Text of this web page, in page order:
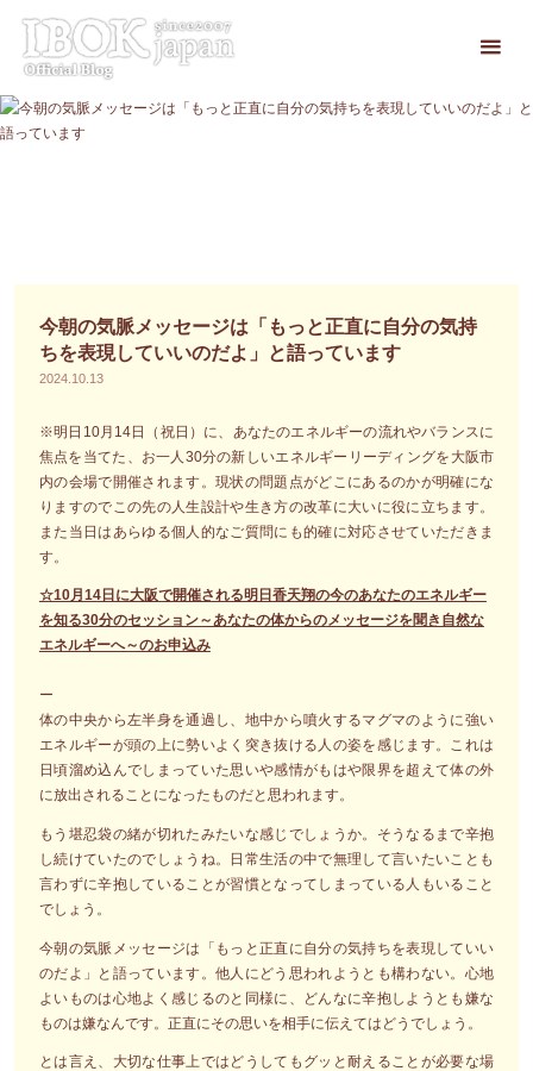
ツ
へ
今朝の気脈メッセージは「もっと正直に自分の気持
ちを表現していいのだよ」と語っています
2024.10.13
※明日10月14日（祝日）に、あなたのエネルギーの流れやバランスに
焦点を当てた、お一人30分の新しいエネルギーリーディングを大阪市
内の会場で開催されます。現状の問題点がどこにあるのかが明確にな
りますのでこの先の人生設計や生き方の改革に大いに役に立ちます。
また当日はあらゆる個人的なご質問にも的確に対応させていただきま
す。
☆10月14日に大阪で開催される明日香天翔の今のあなたのエネルギー
を知る30分のセッション～あなたの体からのメッセージを聞き自然な
エネルギーへ～のお申込み
ー
体の中央から左半身を通過し、地中から噴火するマグマのように強い
エネルギーが頭の上に勢いよく突き抜ける人の姿を感じます。これは
日頃溜め込んでしまっていた思いや感情がもはや限界を超えて体の外
に放出されることになったものだと思われます。
もう堪忍袋の緒が切れたみたいな感じでしょうか。そうなるまで辛抱
し続けていたのでしょうね。日常生活の中で無理して言いたいことも
言わずに辛抱していることが習慣となってしまっている人もいること
でしょう。
今朝の気脈メッセージは「もっと正直に自分の気持ちを表現していい
のだよ」と語っています。他人にどう思われようとも構わない。心地
よいものは心地よく感じるのと同様に、どんなに辛抱しようとも嫌な
ものは嫌なんです。正直にその思いを相手に伝えてはどうでしょう。
とは言え、大切な仕事上ではどうしてもグッと耐えることが必要な場